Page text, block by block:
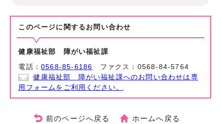
このページに関する お問い合わせ
健康福祉部 障がい福祉課
電話：0568-85-6186 ファクス：0568-84-5764
健康福祉部 障がい福祉課へのお問い合わせは専
用フォームをご利用ください。
前のページへ戻る ホームへ戻る